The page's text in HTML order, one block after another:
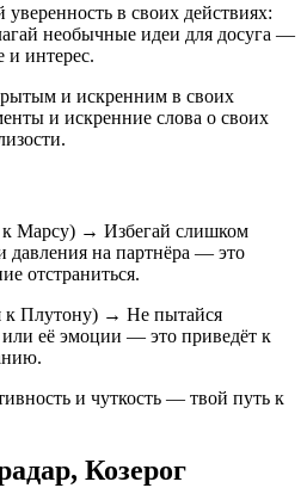
в своих действиях:
необычные идеи для досуга —
и интерес.
и искренним в своих
и искренние слова о своих
к Марсу) → Избегай слишком
давления на партнёра — это
отстраниться.
к Плутону) → Не пытайся
её эмоции — это приведёт к
и чуткость — твой путь к
Козерог